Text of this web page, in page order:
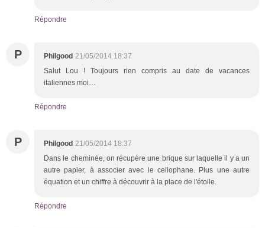
Répondre
P Philgood 21/05/2014 18:37
Salut Lou ! Toujours rien compris au date de vacances
italiennes moi…
Répondre
P Philgood 21/05/2014 18:37
Dans le cheminée, on récupère une brique sur laquelle il y a un
autre papier, à associer avec le cellophane. Plus une autre
équation et un chiffre à découvrir à la place de l'étoile.
Répondre